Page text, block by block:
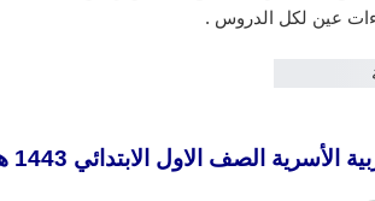
عين لكل الدروس .
الصف الاول الابتدائي 1443 هـ